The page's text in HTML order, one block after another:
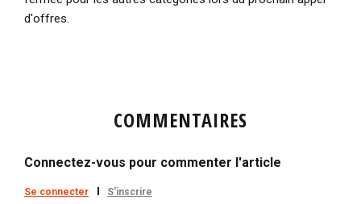
d'offres.
COMMENTAIRES
Connectez-vous pour commenter l'article
Se connecter S'inscrire